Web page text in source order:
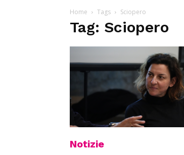
Home Tags Sciopero
Tag: Sciopero
Notizie